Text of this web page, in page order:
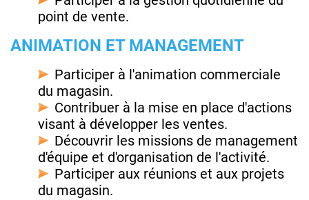
point de vente.
ANIMATION ET MANAGEMENT
Participer à l'animation commerciale
du magasin.
Contribuer à la mise en place d'actions
visant à développer les ventes.
Découvrir les missions de management
d'équipe et d'organisation de l'activité.
Participer aux réunions et aux projets
du magasin.